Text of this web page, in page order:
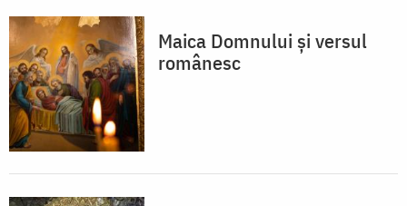
Maica Domnului și versul
românesc